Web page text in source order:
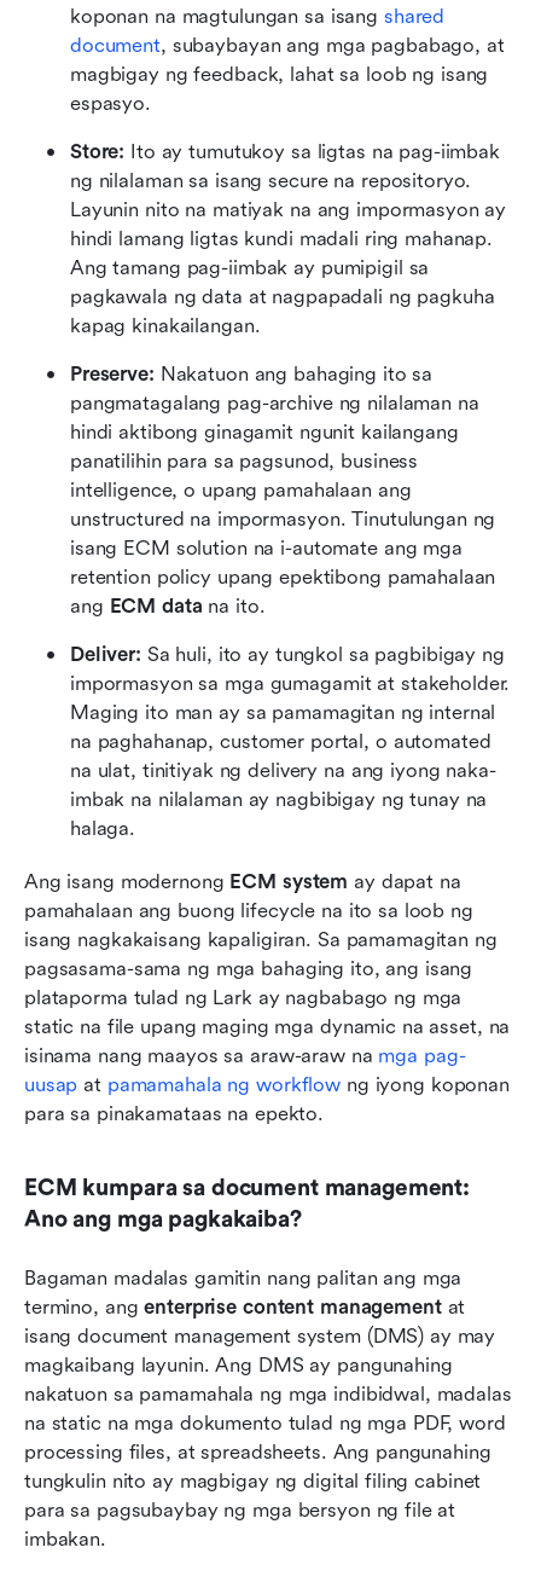
koponan na magtulungan sa isang shared
document, subaybayan ang mga pagbabago, at
magbigay ng feedback, lahat sa loob ng isang
espasyo.
Store: Ito ay tumutukoy sa ligtas na pag-iimbak
ng nilalaman sa isang secure na repositoryo.
Layunin nito na matiyak na ang impormasyon ay
hindi lamang ligtas kundi madali ring mahanap.
Ang tamang pag-iimbak ay pumipigil sa
pagkawala ng data at nagpapadali ng pagkuha
kapag kinakailangan.
Preserve: Nakatuon ang bahaging ito sa
pangmatagalang pag-archive ng nilalaman na
hindi aktibong ginagamit ngunit kailangang
panatilihin para sa pagsunod, business
intelligence, o upang pamahalaan ang
unstructured na impormasyon. Tinutulungan ng
isang ECM solution na i-automate ang mga
retention policy upang epektibong pamahalaan
ang ECM data na ito.
Deliver: Sa huli, ito ay tungkol sa pagbibigay ng
impormasyon sa mga gumagamit at stakeholder.
Maging ito man ay sa pamamagitan ng internal
na paghahanap, customer portal, o automated
na ulat, tinitiyak ng delivery na ang iyong naka-
imbak na nilalaman ay nagbibigay ng tunay na
halaga.
Ang isang modernong ECM system ay dapat na
pamahalaan ang buong lifecycle na ito sa loob ng
isang nagkakaisang kapaligiran. Sa pamamagitan ng
pagsasama-sama ng mga bahaging ito, ang isang
plataporma tulad ng Lark ay nagbabago ng mga
static na file upang maging mga dynamic na asset, na
isinama nang maayos sa araw-araw na mga pag-
uusap at pamamahala ng workflow ng iyong koponan
para sa pinakamataas na epekto.
ECM kumpara sa document management:
Ano ang mga pagkakaiba?
Bagaman madalas gamitin nang palitan ang mga
termino, ang enterprise content management at
isang document management system (DMS) ay may
magkaibang layunin. Ang DMS ay pangunahing
nakatuon sa pamamahala ng mga indibidwal, madalas
na static na mga dokumento tulad ng mga PDF, word
processing files, at spreadsheets. Ang pangunahing
tungkulin nito ay magbigay ng digital filing cabinet
para sa pagsubaybay ng mga bersyon ng file at
imbakan.